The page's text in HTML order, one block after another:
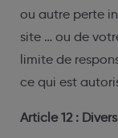
ou autre perte
site … ou de
limite de
ce qui est
Article 12 : Divers